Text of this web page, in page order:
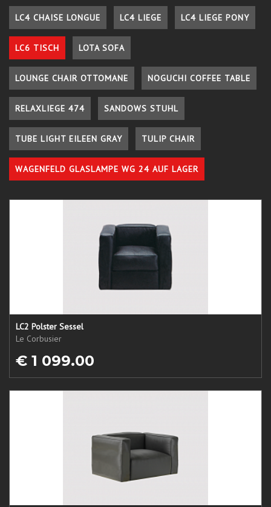
LC4 CHAISE LONGUE LC4 LIEGE LC4 LIEGE PONY
LC6 TISCH LOTA SOFA
LOUNGE CHAIR OTTOMANE NOGUCHI COFFEE TABLE
RELAXLIEGE 474 SANDOWS STUHL
TUBE LIGHT EILEEN GRAY TULIP CHAIR
WAGENFELD GLASLAMPE WG 24 AUF LAGER
LC2 Polster Sessel
Le Corbusier
€ 1 099.00